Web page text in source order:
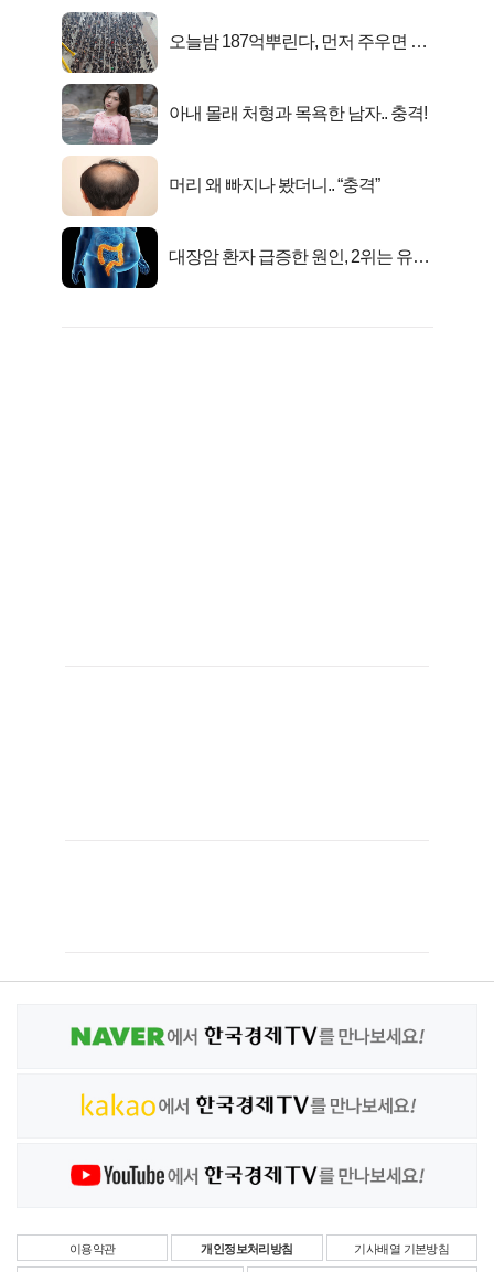
오늘밤 187억뿌린다, 먼저 주우면 최
아내 몰래 처형과 목욕한 남자.. 충격!
머리 왜 빠지나 봤더니.. “충격”
대장암 환자 급증한 원인, 2위는 유산
이용약관 개인정보처리방침 기사배열 기본방침